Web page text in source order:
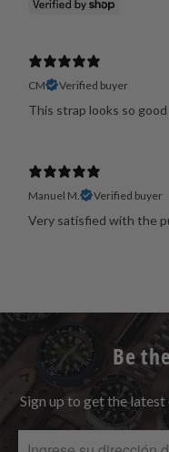
CM Verified buyer
This strap looks so
Manuel M. Verified buyer
Very satisfied with the
Be
Sign up to get the